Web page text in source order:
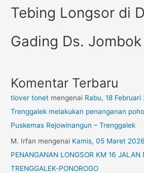
Tebing Longsor di
Gading Ds.
Komentar Terbaru
tlover tonet mengenai Rabu, 18
Trenggalek melakukan penanganan
Puskemas Rejowinangun – Trenggalek
M. Irfan mengenai Kamis, 05 Maret
PENANGANAN LONGSOR KM 16 JALAN
TRENGGALEK-PONOROGO